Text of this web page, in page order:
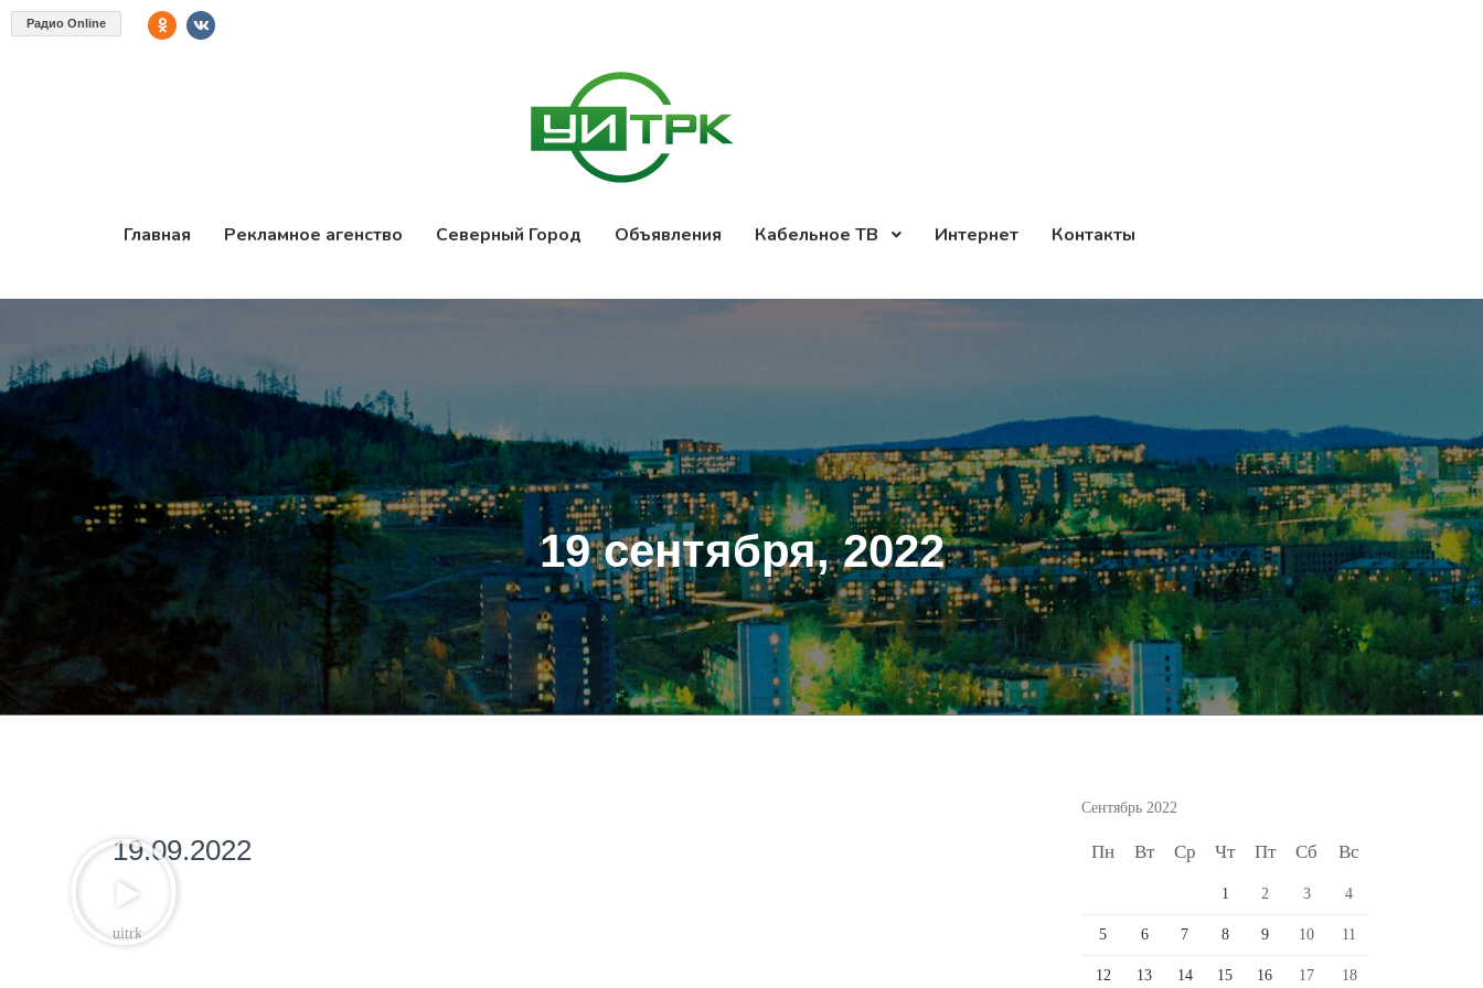
Радио Online
Главная Рекламное агенство Северный Город Объявления Кабельное ТВ Интернет Контакты
19 сентября, 2022
19.09.2022
uitrk
Сентябрь 2022
Пн Вт Ср Чт Пт Сб Вс
1 2 3 4
5 6 7 8 9 10 11
12 13 14 15 16 17 18